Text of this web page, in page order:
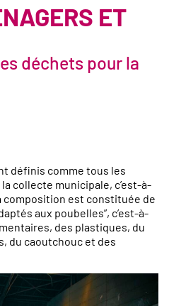
ET
déchets pour la
définis comme tous les
collecte municipale, c’est-à-
composition est constituée de
aux poubelles”, c’est-à-
des plastiques, du
du caoutchouc et des